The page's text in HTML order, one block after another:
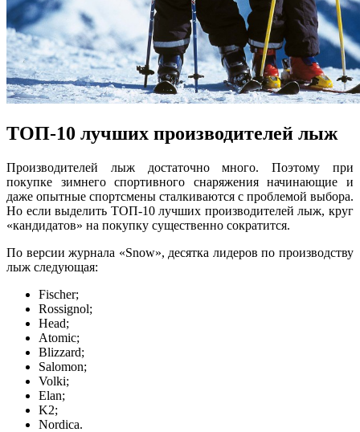
ТОП-10 лучших производителей лыж
Производителей лыж достаточно много. Поэтому при
покупке зимнего спортивного снаряжения начинающие и
даже опытные спортсмены сталкиваются с проблемой выбора.
Но если выделить ТОП-10 лучших производителей лыж, круг
«кандидатов» на покупку существенно сократится.
По версии журнала «Snow», десятка лидеров по производству
лыж следующая:
Fischer;
Rossignol;
Head;
Atomic;
Blizzard;
Salomon;
Volki;
Elan;
K2;
Nordica.